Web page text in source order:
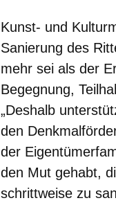
Kunst- und
Sanierung des
mehr sei als der
Begegnung,
„Deshalb
den
der
den Mut gehabt,
schrittweise zu